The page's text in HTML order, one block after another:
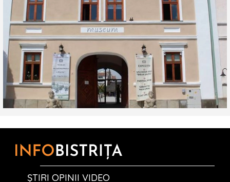
ȘTIRI OPINII VIDEO